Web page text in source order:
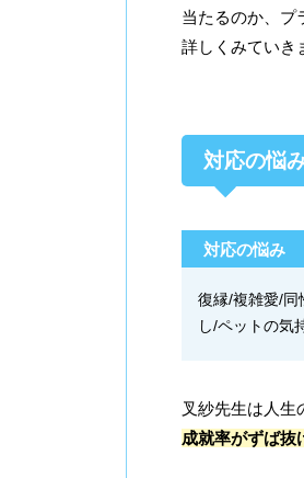
当たるのか、プ
詳しくみていき
対応の悩
対応の悩み
復縁/複雑愛/同
し/ペットの気
叉紗先生は人生
成就率がずば抜